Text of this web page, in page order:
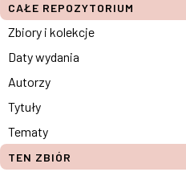
CAŁE REPOZYTORIUM
Zbiory i kolekcje
Daty wydania
Autorzy
Tytuły
Tematy
TEN ZBIÓR